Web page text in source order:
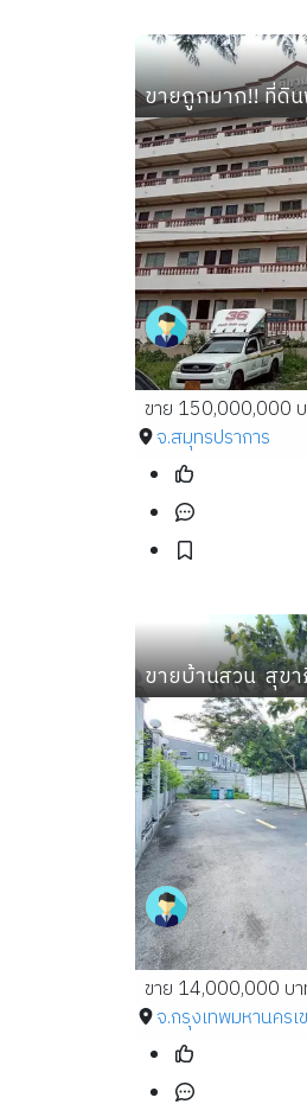
ขายถูกมาก!! ที่ดิน
ขาย 150,000,000
จ.สมุทรปราการ
ขายบ้านสวน  สุขา
ขาย 14,000,000 บ
จ.กรุงเทพมหานคร